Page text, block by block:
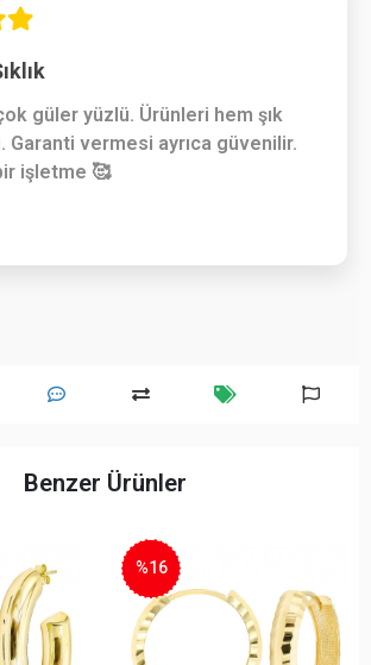
güler yüzlü. Ürünleri hem şık
Garanti vermesi ayrıca güvenilir.
işletme 🥰
Benzer Ürünler
%16